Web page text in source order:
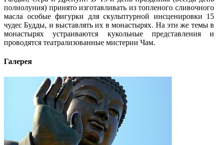
полнолуния) принято изготавливать из топленого сливочного
масла особые фигурки для скульптурной инсценировки 15
чудес Будды, и выставлять их в монастырях. На эти же темы в
монастырях устраиваются кукольные представления и
проводятся театрализованные мистерии Чам.
Галерея